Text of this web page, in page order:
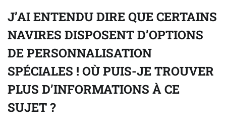
J’AI ENTENDU DIRE QUE CERTAINS
NAVIRES DISPOSENT D’OPTIONS
DE PERSONNALISATION
SPÉCIALES ! OÙ PUIS-JE TROUVER
PLUS D’INFORMATIONS À CE
SUJET ?